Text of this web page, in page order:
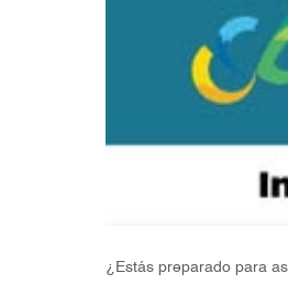
¿Estás preparado para